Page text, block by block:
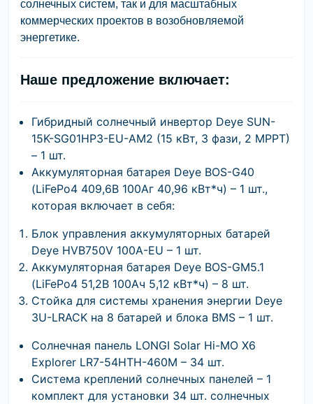
солнечных систем, так и для масштабных
коммерческих проектов в возобновляемой
энергетике.
Наше предложение включает:
Гибридный солнечный инвертор Deye SUN-
15K-SG01HP3-EU-AM2 (15 кВт, 3 фази, 2 MPPT)
– 1 шт.
Аккумуляторная батарея Deye BOS-G40
(LiFePo4 409,6В 100Аг 40,96 кВт*ч) – 1 шт.,
которая включает в себя:
Блок управления аккумуляторных батарей
Deye HVB750V 100A-EU – 1 шт.
Аккумуляторная батарея Deye BOS-GM5.1
(LiFePo4 51,2В 100Ач 5,12 кВт*ч) – 8 шт.
Стойка для системы хранения энергии Deye
3U-LRACK на 8 батарей и блока BMS – 1 шт.
Солнечная панель LONGI Solar Hi-MO X6
Explorer LR7-54HTH-460M – 34 шт.
Система креплений солнечных панелей – 1
комплект для установки 34 шт. солнечных